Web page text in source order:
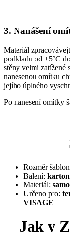
3. Nanášení
Materiál
podkladu od +5°C
stěny velmi zatížené
nanesenou omítku
jejího úplného
Po nanesení omítky
Rozměr
Balení:
Materiál:
Určeno pro:
VISAGE
Jak v